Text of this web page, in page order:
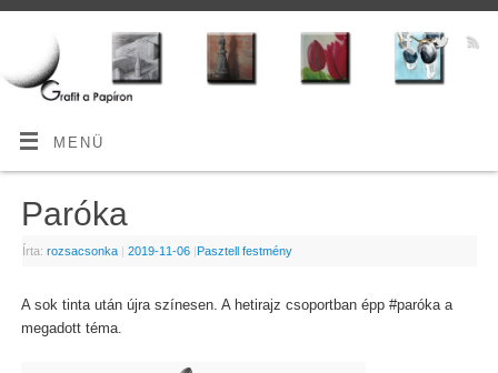
MENÜ
Paróka
Írta: rozsacsonka | 2019-11-06 |Pasztell festmény
A sok tinta után újra színesen. A hetirajz csoportban épp #paróka a
megadott téma.